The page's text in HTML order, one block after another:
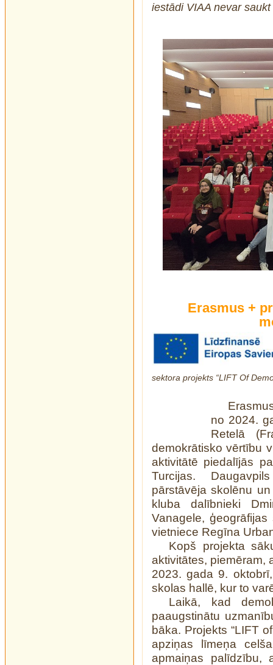
iestādi VIAA nevar
Erasmus +
sektora projekts “LIFT Of
no 2024.
Retelā
demokrātisko vērtību
aktivitātē piedalījās
Turcijas.
pārstāvēja skolēnu
kluba dalībnieki
Vanagele,
vietniece Regīna
Kopš projekta
aktivitātes, piemēram,
2023. gada 9.
skolas hallē, kur to
Laikā, kad
paaugstinātu
bāka. Projekts “LIFT
apziņas līmeņa
apmaiņas palīdzību,